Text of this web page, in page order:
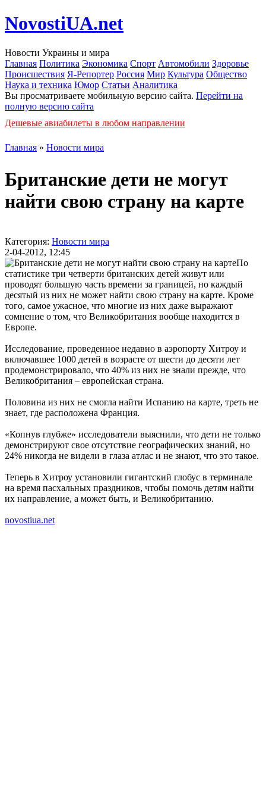
NovostiUA.net
Новости Украины и мира
Главная Политика Экономика Спорт Автомобили Здоровье
Происшествия Я-Репортер Россия Мир Культура Общество
Наука и техника Юмор Статьи Аналитика
Вы просматриваете мобильную версию сайта. Перейти на
полную версию сайта
Дешевые авиабилеты в любом направлении
Главная » Новости мира
Британские дети не могут
найти свою страну на карте
Категория: Новости мира
2-04-2012, 12:45
По
статистике три четверти британских детей живут или
проводят большую часть времени за границей, но каждый
десятый из них не может найти свою страну на карте. Кроме
того, самое ужасное, что многие из них даже выражают
сомнение о том, что Великобритания вообще находится в
Европе.
Исследование, проведенное недавно в аэропорту Хитроу и
включавшее 1000 детей в возрасте от шести до десяти лет
продемонстрировало, что 40% из них не знали прежде, что
Великобритания – европейская страна.
Половина из них не смогла найти Испанию на карте, треть не
знает, где расположена Франция.
«Копнув глубже» исследователи выяснили, что дети не только
демонстрируют свое отсутствие географических знаний, но
24% никогда не видели в глаза атлас и не знают, что это такое.
Теперь в Хитроу установили гигантский глобус в терминале
на время пасхальных праздников, чтобы помочь детям найти
их направление, а может быть, и Великобританию.
novostiua.net